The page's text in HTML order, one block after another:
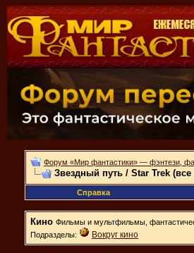
Форум «Мир фантастики» — фэнтези,
Звездный путь / Star Trek
Справка
Кино Фильмы и мультфильмы,
Подразделы:
Вокруг кино